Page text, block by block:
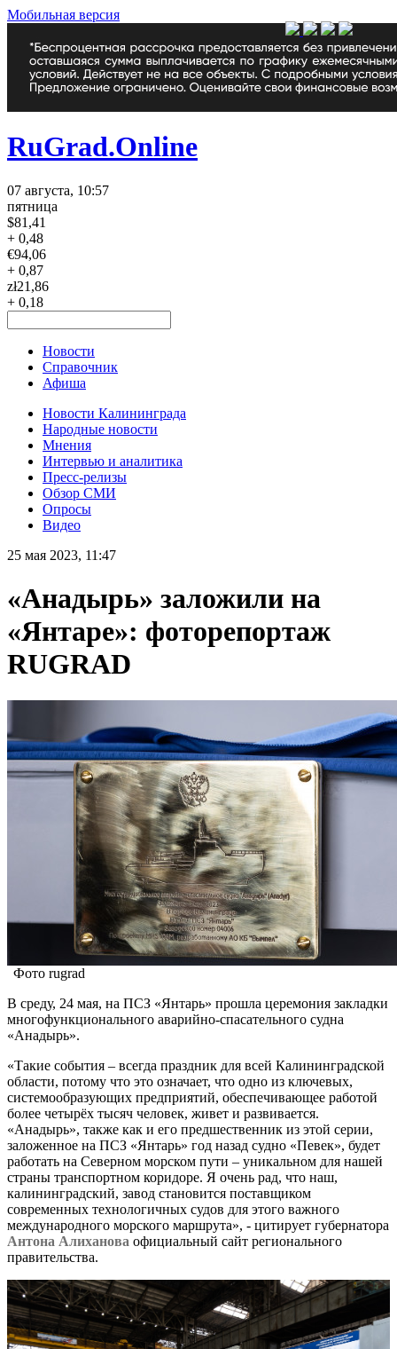
Мобильная версия
RuGrad.Online
07 августа, 10:57
пятница
$81,41
+ 0,48
€94,06
+ 0,87
zł21,86
+ 0,18
Новости
Справочник
Афиша
Новости Калининграда
Народные новости
Мнения
Интервью и аналитика
Пресс-релизы
Обзор СМИ
Опросы
Видео
25 мая 2023, 11:47
«Анадырь» заложили на
«Янтаре»: фоторепортаж
RUGRAD
Фото rugrad
В среду, 24 мая, на ПСЗ «Янтарь» прошла церемония закладки
многофункционального аварийно-спасательного судна
«Анадырь».
«Такие события – всегда праздник для всей Калининградской
области, потому что это означает, что одно из ключевых,
системообразующих предприятий, обеспечивающее работой
более четырёх тысяч человек, живет и развивается.
«Анадырь», также как и его предшественник из этой серии,
заложенное на ПСЗ «Янтарь» год назад судно «Певек», будет
работать на Северном морском пути – уникальном для нашей
страны транспортном коридоре. Я очень рад, что наш,
калининградский, завод становится поставщиком
современных технологичных судов для этого важного
международного морского маршрута», - цитирует губернатора
Антона Алиханова официальный сайт регионального
правительства.